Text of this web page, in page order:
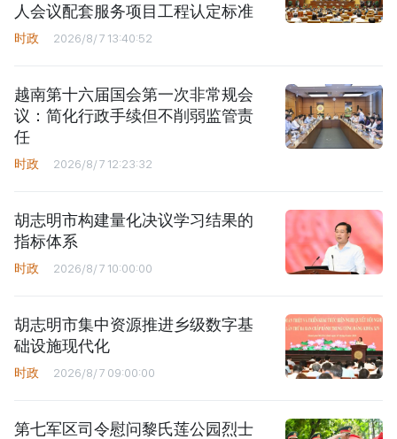
人会议配套服务项目工程认定标准
时政 2026/8/7 13:40:52
越南第十六届国会第一次非常规会
议：简化行政手续但不削弱监管责
任
时政 2026/8/7 12:23:32
胡志明市构建量化决议学习结果的
指标体系
时政 2026/8/7 10:00:00
胡志明市集中资源推进乡级数字基
础设施现代化
时政 2026/8/7 09:00:00
第七军区司令慰问黎氏莲公园烈士